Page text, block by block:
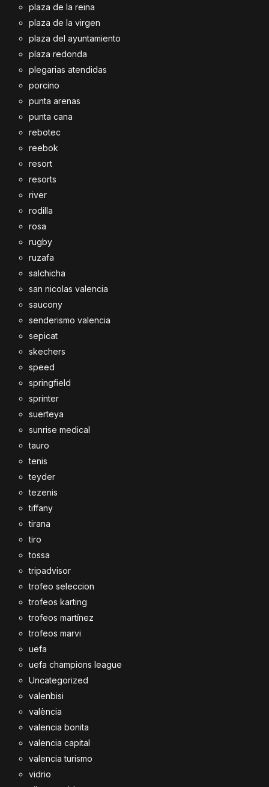
plaza de la reina
plaza de la virgen
plaza del ayuntamiento
plaza redonda
plegarias atendidas
porcino
punta arenas
punta cana
rebotec
reebok
resort
resorts
river
rodilla
rosa
rugby
ruzafa
salchicha
san nicolas valencia
saucony
senderismo valencia
sepicat
skechers
speed
springfield
sprinter
suerteya
sunrise medical
tauro
tenis
teyder
tezenis
tiffany
tirana
tiro
tossa
tripadvisor
trofeo seleccion
trofeos karting
trofeos martínez
trofeos marvi
uefa
uefa champions league
Uncategorized
valenbisi
valència
valencia bonita
valencia capital
valencia turismo
vidrio